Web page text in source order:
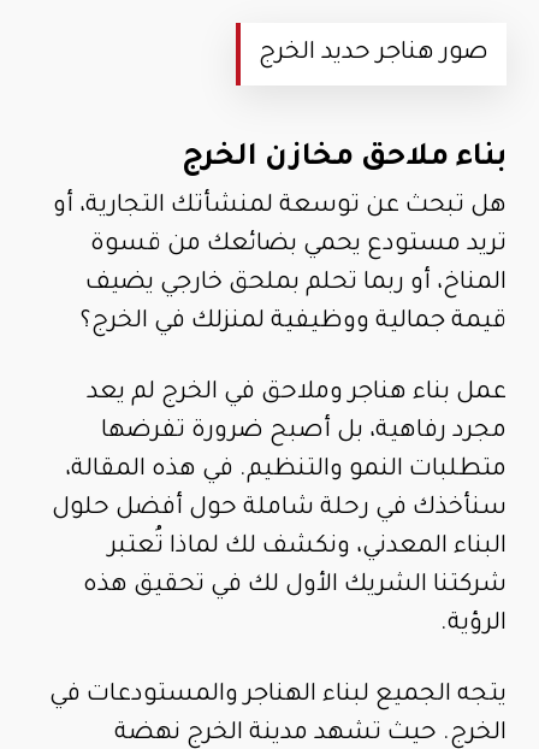
صور هناجر حديد الخرج
بناء ملاحق مخازن الخرج
هل تبحث عن توسعة لمنشأتك التجارية، أو
تريد مستودع يحمي بضائعك من قسوة
المناخ، أو ربما تحلم بملحق خارجي يضيف
قيمة جمالية ووظيفية لمنزلك في الخرج؟
عمل بناء هناجر وملاحق في الخرج لم يعد
مجرد رفاهية، بل أصبح ضرورة تفرضها
متطلبات النمو والتنظيم. في هذه المقالة،
سنأخذك في رحلة شاملة حول أفضل حلول
البناء المعدني، ونكشف لك لماذا تُعتبر
شركتنا الشريك الأول لك في تحقيق هذه
الرؤية.
يتجه الجميع لبناء الهناجر والمستودعات في
الخرج. حيث تشهد مدينة الخرج نهضة